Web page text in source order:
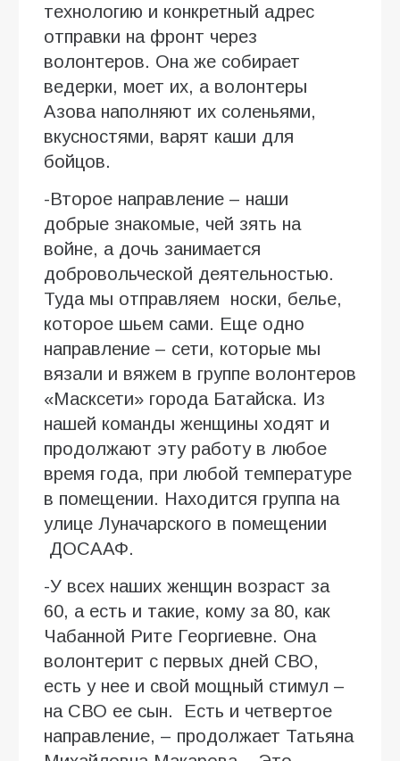
технологию и конкретный адрес
отправки на фронт через
волонтеров. Она же собирает
ведерки, моет их, а волонтеры
Азова наполняют их соленьями,
вкусностями, варят каши для
бойцов.
-Второе направление – наши
добрые знакомые, чей зять на
войне, а дочь занимается
добровольческой деятельностью.
Туда мы отправляем носки, белье,
которое шьем сами. Еще одно
направление – сети, которые мы
вязали и вяжем в группе волонтеров
«Масксети» города Батайска. Из
нашей команды женщины ходят и
продолжают эту работу в любое
время года, при любой температуре
в помещении. Находится группа на
улице Луначарского в помещении
ДОСААФ.
-У всех наших женщин возраст за
60, а есть и такие, кому за 80, как
Чабанной Рите Георгиевне. Она
волонтерит с первых дней СВО,
есть у нее и свой мощный стимул –
на СВО ее сын. Есть и четвертое
направление, – продолжает Татьяна